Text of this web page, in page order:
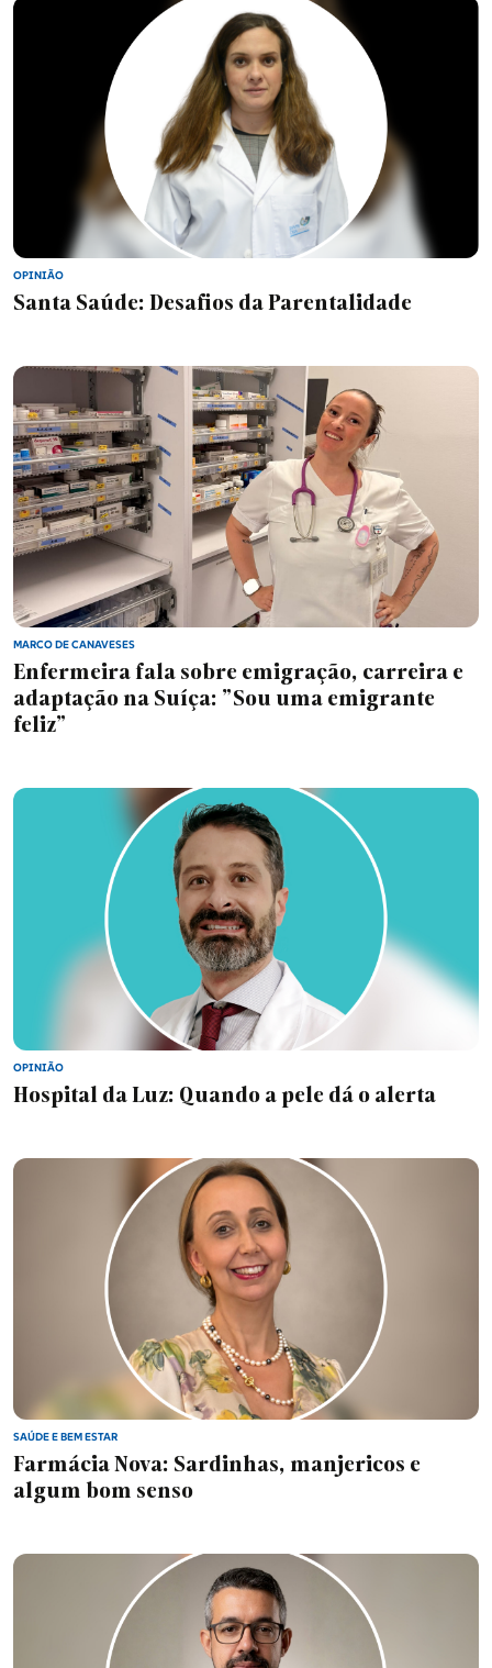
OPINIÃO
Santa Saúde: Desafios da Parentalidade
MARCO DE CANAVESES
Enfermeira fala sobre emigração, carreira e
adaptação na Suíça: "Sou uma emigrante
feliz"
OPINIÃO
Hospital da Luz: Quando a pele dá o alerta
SAÚDE E BEM ESTAR
Farmácia Nova: Sardinhas, manjericos e
algum bom senso